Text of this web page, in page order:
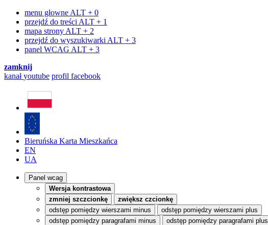
menu głowne ALT + 0
przejdź do treści ALT + 1
mapa strony ALT + 2
przejdź do wyszukiwarki ALT + 3
panel WCAG ALT + 3
zamknij
kanałyoutube profil facebook
Bieruńska Karta Mieszkańca
EN
UA
Panel wcag
Wersja kontrastowa
zmniej szczcionkę
zwiększ czcionkę
odstęp pomiędzy wierszami minus
odstęp pomiędzy wierszami plus
odstęp pomiędzy paragrafami minus
odstęp pomiędzy paragrafami plus